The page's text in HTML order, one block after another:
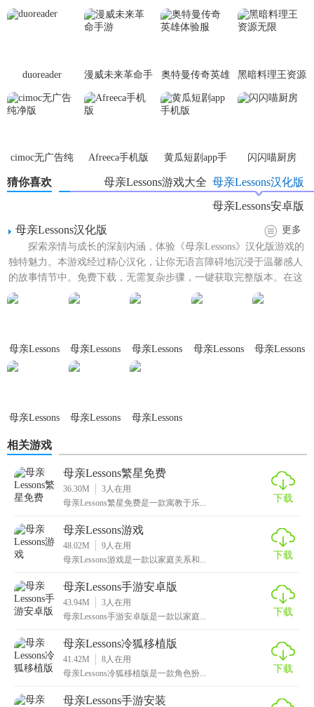
1. 深度情感体验：游戏通过细腻的剧情和角色塑造，让玩家
2. 教育意义深远：游戏不仅提供了娱乐，还融入了丰富的教
3. 高度互动性：玩家与母亲之间的互动丰富多样，增加了游
4. 个性化成长路径：游戏允许玩家根据自己的喜好和选择，
塑造独特的成长路径和结局。
1. 多与母亲互动：与母亲进行频繁且深入的互动，可以增进
彼此之间的了解和感情。
活的平衡，以取得更好的成长效果。
价值观的选项，以获得更满意的结局。
《母亲Lessons》是一款值得一试的游戏，它不仅仅是一款娱
如果你对家庭、亲情和成长题材感兴趣，或者希望在游戏中
获得情感上的满足和成长上的启示，那么这款游戏绝对不容
错过。快来加入这场充满爱与成长的冒险吧！
duoreader
漫威未来革命手
奥特曼传奇英雄
体验服
黑暗料理王资源
无限
cimoc无广告纯
净版
Afreeca手机版
黄瓜短剧app手
机版
闪闪喵厨房
猜你喜欢 母亲Lessons汉化版
母亲Lessons游戏大全
母亲Lessons安卓版
母亲Lessons汉化版
更多
探索亲情与成长的深刻内涵，体验《母亲Lessons》汉化版游戏的
独特魅力。本游戏经过精心汉化，让你无语言障碍地沉浸于温馨感人
的故事情节中。免费下载，无需复杂步骤，一键获取完整版本。在这
里，你将跟随主人...
母亲Lessons
繁星免费
母亲Lessons
冷狐移植版
母亲Lessons
安卓中文版
母亲Lessons
母亲Lessons
母亲Lessons
母亲Lessons
母亲Lessons
相关游戏
母亲Lessons繁星免费
36.30M 3 人在用
母亲Lessons繁星免费是一款寓教于乐...
下载
母亲Lessons游戏
48.02M 9 人在用
母亲Lessons游戏是一款以家庭关系和...
下载
母亲Lessons手游安卓版
43.94M 3 人在用
母亲Lessons手游安卓版是一款以家庭...
下载
母亲Lessons冷狐移植版
41.42M 8 人在用
母亲Lessons冷狐移植版是一款角色扮...
下载
母亲Lessons手游安装